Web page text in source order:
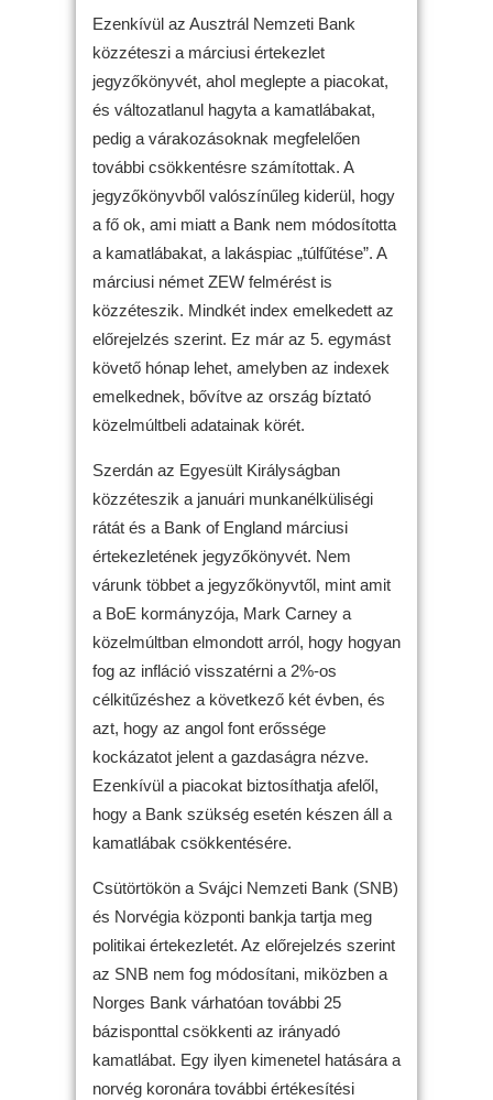
Ezenkívül az Ausztrál Nemzeti Bank
közzéteszi a márciusi értekezlet
jegyzőkönyvét, ahol meglepte a piacokat,
és változatlanul hagyta a kamatlábakat,
pedig a várakozásoknak megfelelően
további csökkentésre számítottak. A
jegyzőkönyvből valószínűleg kiderül, hogy
a fő ok, ami miatt a Bank nem módosította
a kamatlábakat, a lakáspiac „túlfűtése”. A
márciusi német ZEW felmérést is
közzéteszik. Mindkét index emelkedett az
előrejelzés szerint. Ez már az 5. egymást
követő hónap lehet, amelyben az indexek
emelkednek, bővítve az ország bíztató
közelmúltbeli adatainak körét.
Szerdán az Egyesült Királyságban
közzéteszik a januári munkanélküliségi
rátát és a Bank of England márciusi
értekezletének jegyzőkönyvét. Nem
várunk többet a jegyzőkönyvtől, mint amit
a BoE kormányzója, Mark Carney a
közelmúltban elmondott arról, hogy hogyan
fog az infláció visszatérni a 2%-os
célkitűzéshez a következő két évben, és
azt, hogy az angol font erőssége
kockázatot jelent a gazdaságra nézve.
Ezenkívül a piacokat biztosíthatja afelől,
hogy a Bank szükség esetén készen áll a
kamatlábak csökkentésére.
Csütörtökön a Svájci Nemzeti Bank (SNB)
és Norvégia központi bankja tartja meg
politikai értekezletét. Az előrejelzés szerint
az SNB nem fog módosítani, miközben a
Norges Bank várhatóan további 25
bázisponttal csökkenti az irányadó
kamatlábat. Egy ilyen kimenetel hatására a
norvég koronára további értékesítési